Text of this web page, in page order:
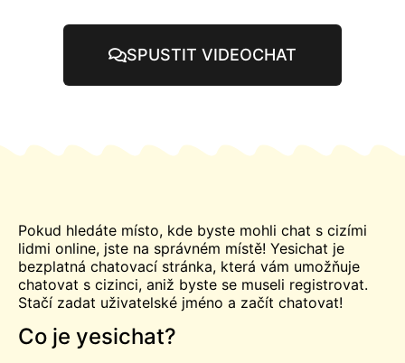
SPUSTIT VIDEOCHAT
Pokud hledáte místo, kde byste mohli chat s cizími
lidmi online, jste na správném místě! Yesichat je
bezplatná chatovací stránka, která vám umožňuje
chatovat s cizinci, aniž byste se museli registrovat.
Stačí zadat uživatelské jméno a začít chatovat!
Co je yesichat?